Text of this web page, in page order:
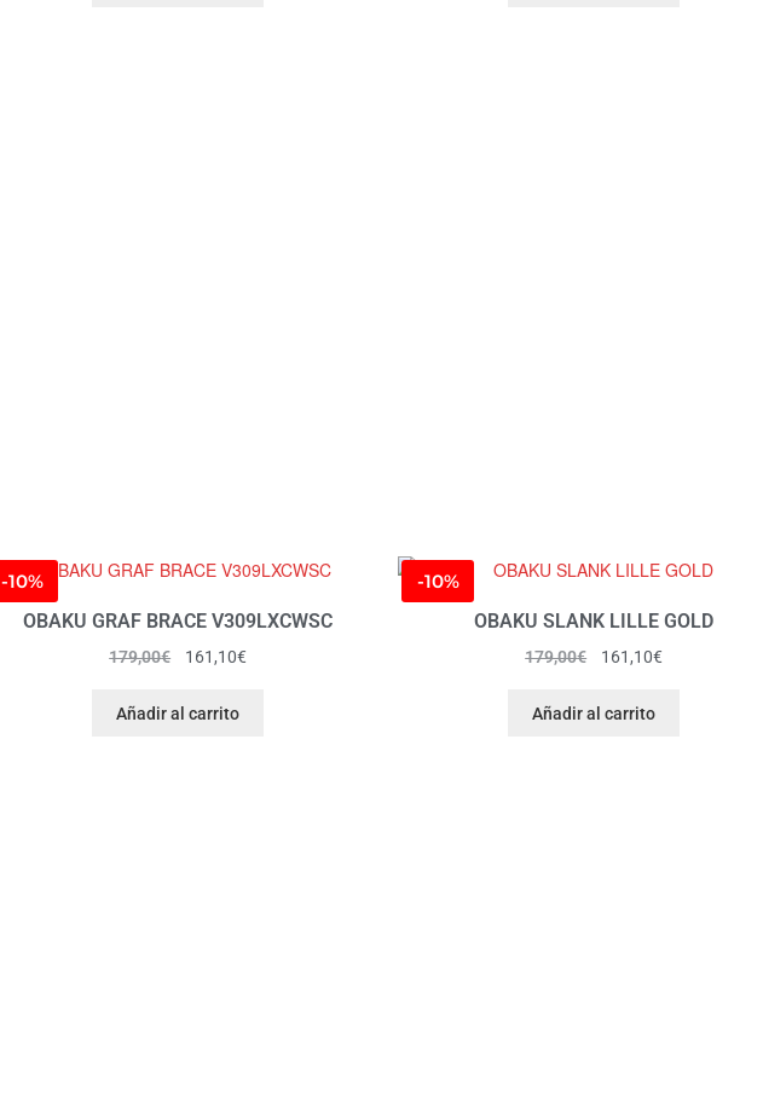
-10%
OBAKU GRAF BRACE V309LXCWSC
179,00€ 161,10€
Añadir al carrito
-10%
OBAKU SLANK LILLE GOLD
179,00€ 161,10€
Añadir al carrito